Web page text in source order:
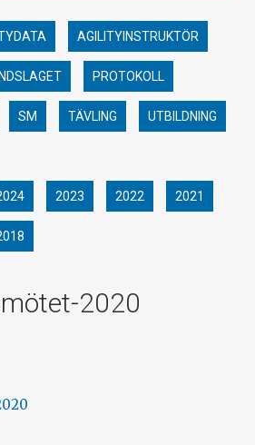
AGILITYINSTRUKTÖR
PROTOKOLL
SM TÄVLING UTBILDNING
2023 2022 2021
2020